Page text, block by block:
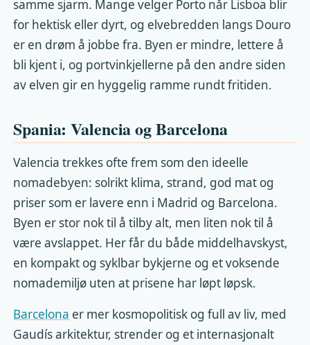
samme sjarm. Mange velger Porto når Lisboa blir
for hektisk eller dyrt, og elvebredden langs Douro
er en drøm å jobbe fra. Byen er mindre, lettere å
bli kjent i, og portvinkjellerne på den andre siden
av elven gir en hyggelig ramme rundt fritiden.
Spania: Valencia og Barcelona
Valencia trekkes ofte frem som den ideelle
nomadebyen: solrikt klima, strand, god mat og
priser som er lavere enn i Madrid og Barcelona.
Byen er stor nok til å tilby alt, men liten nok til å
være avslappet. Her får du både middelhavskyst,
en kompakt og syklbar bykjerne og et voksende
nomademiljø uten at prisene har løpt løpsk.
Barcelona er mer kosmopolitisk og full av liv, med
Gaudís arkitektur, strender og et internasjonalt